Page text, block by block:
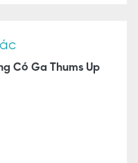
Có Ga Thums Up